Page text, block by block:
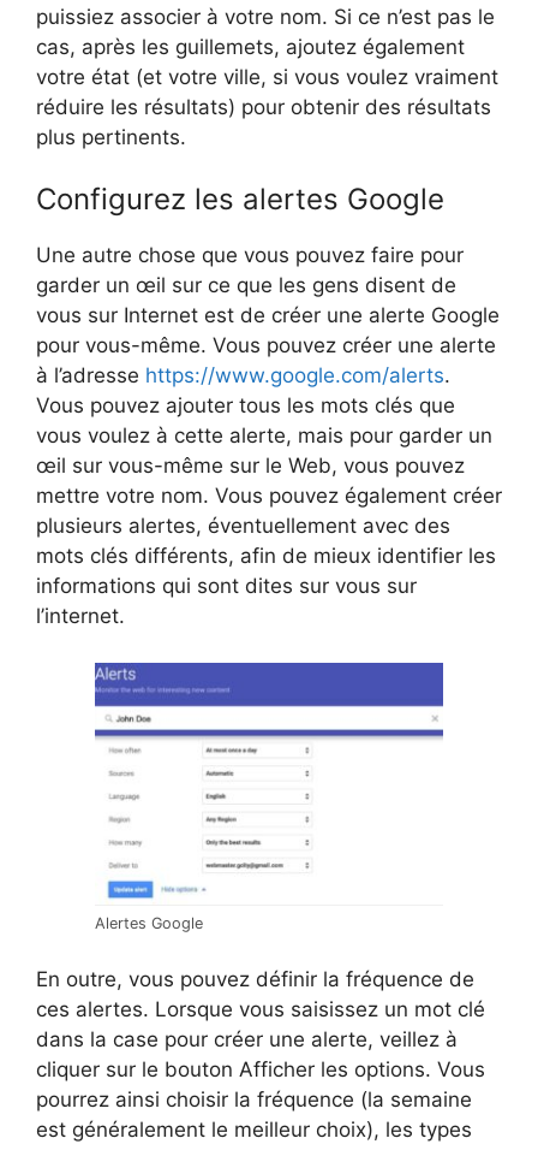
puissiez associer à votre nom. Si ce n’est pas le
cas, après les guillemets, ajoutez également
votre état (et votre ville, si vous voulez vraiment
réduire les résultats) pour obtenir des résultats
plus pertinents.
Configurez les alertes Google
Une autre chose que vous pouvez faire pour
garder un œil sur ce que les gens disent de
vous sur Internet est de créer une alerte Google
pour vous-même. Vous pouvez créer une alerte
à l’adresse https://www.google.com/alerts.
Vous pouvez ajouter tous les mots clés que
vous voulez à cette alerte, mais pour garder un
œil sur vous-même sur le Web, vous pouvez
mettre votre nom. Vous pouvez également créer
plusieurs alertes, éventuellement avec des
mots clés différents, afin de mieux identifier les
informations qui sont dites sur vous sur
l’internet.
Alertes Google
En outre, vous pouvez définir la fréquence de
ces alertes. Lorsque vous saisissez un mot clé
dans la case pour créer une alerte, veillez à
cliquer sur le bouton Afficher les options. Vous
pourrez ainsi choisir la fréquence (la semaine
est généralement le meilleur choix), les types